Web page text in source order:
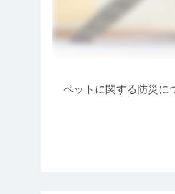
ペットに関する防災に